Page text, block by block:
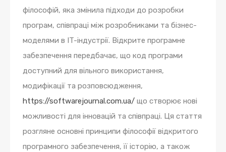
філософій, яка змінила підходи до розробки
програм, співпраці між розробниками та бізнес-
моделями в IT-індустрії. Відкрите програмне
забезпечення передбачає, що код програми
доступний для вільного використання,
модифікації та розповсюдження,
https://softwarejournal.com.ua/ що створює нові
можливості для інновацій та співпраці. Ця стаття
розгляне основні принципи філософії відкритого
програмного забезпечення, її історію, а також